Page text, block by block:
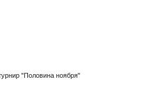
"Половина ноября"